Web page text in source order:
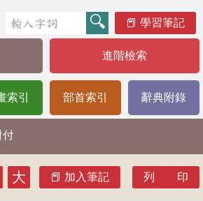
學習筆記
進階檢索
索引 部首索引 辭典附錄
付
大 加入筆記 列 印